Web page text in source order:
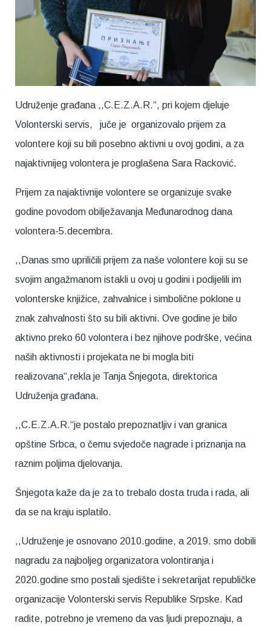
Udruženje građana ,,C.E.Z.A.R.“, pri kojem djeluje
Volonterski servis, juče je organizovalo prijem za
volontere koji su bili posebno aktivni u ovoj godini, a za
najaktivnijeg volontera je proglašena Sara Racković.
Prijem za najaktivnije volontere se organizuje svake
godine povodom obilježavanja Međunarodnog dana
volontera-5.decembra.
,,Danas smo upriličili prijem za naše volontere koji su se
svojim angažmanom istakli u ovoj u godini i podijelili im
volonterske knjižice, zahvalnice i simbolične poklone u
znak zahvalnosti što su bili aktivni. Ove godine je bilo
aktivno preko 60 volontera i bez njihove podrške, većina
naših aktivnosti i projekata ne bi mogla biti
realizovana“,rekla je Tanja Šnjegota, direktorica
Udruženja građana.
,,C.E.Z.A.R.“je postalo prepoznatljiv i van granica
opštine Srbca, o čemu svjedoče nagrade i priznanja na
raznim poljima djelovanja.
Šnjegota kaže da je za to trebalo dosta truda i rada, ali
da se na kraju isplatilo.
,,Udruženje je osnovano 2010.godine, a 2019. smo dobili
nagradu za najboljeg organizatora volontiranja i
2020.godine smo postali sjedište i sekretarijat republičke
organizacije Volonterski servis Republike Srpske. Kad
radite, potrebno je vremeno da vas ljudi prepoznaju, a